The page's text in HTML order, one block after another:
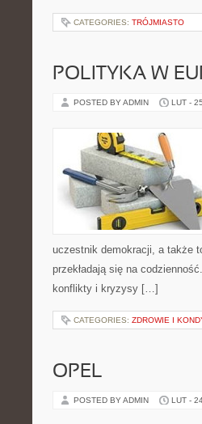
CATEGORIES: TRÓJMIASTO
POLITYKA W
POSTED BY ADMIN LUT -
uczestnik demokracji, a także
przekładają się na
konflikty i kryzysy […]
CATEGORIES: ZDROWIE I
OPEL
POSTED BY ADMIN LUT -